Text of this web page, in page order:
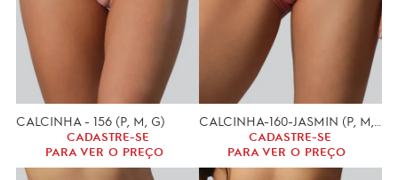
CALCINHA - 156 (P, M, G)
CADASTRE-SE
PARA VER O PREÇO
CADASTRE-SE
PARA VER O PREÇO